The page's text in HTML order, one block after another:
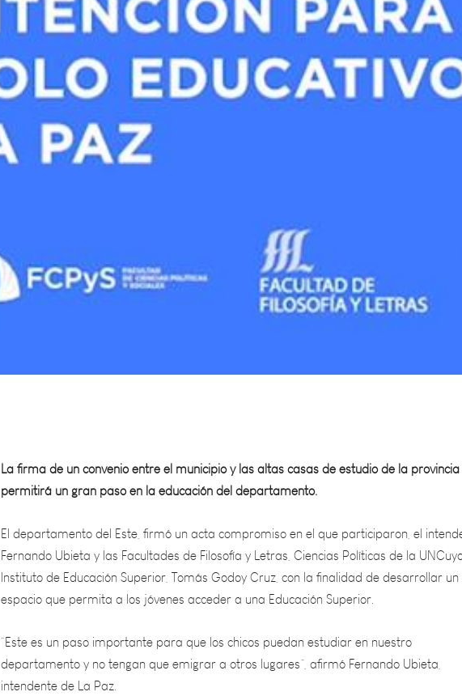
permitirá un gran paso en la educación del departamento.
El departamento del Este, firmó un acta compromiso en el que participaron, el intendente
Fernando Ubieta y las Facultades de Filosofía y Letras, Ciencias Políticas de la
Instituto de Educación Superior, Tomás Godoy Cruz, con la finalidad de desarrollar un
espacio que permita a los jóvenes acceder a una Educación Superior.
“Este es un paso importante para que los chicos puedan estudiar en nuestro
departamento y no tengan que emigrar a otros lugares”, afirmó Fernando Ubieta,
intendente de La Paz.